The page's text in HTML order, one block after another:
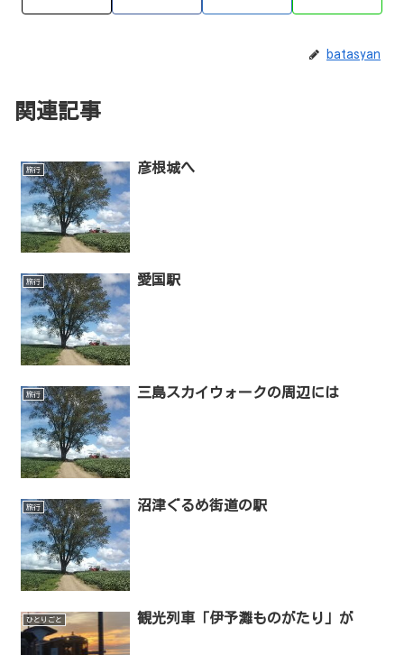
batasyan
関連記事
旅行 彦根城へ
旅行 愛国駅
旅行 三島スカイウォークの周辺には
旅行 沼津ぐるめ街道の駅
ひとりごと 観光列車「伊予灘ものがたり」が